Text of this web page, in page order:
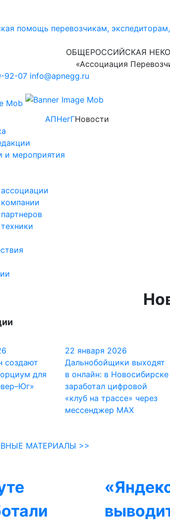
ОБЩЕРОССИЙСКАЯ
«Ассоциация
92-07 info@apnegg.ru
АПНегГНовости
и мероприятия
создают
для
22 января 2026
Дальнобойщики выходят
в онлайн: в Новосибирске
заработал цифровой
«клуб на трассе» через
мессенджер MAX
МАТЕРИАЛЫ >>